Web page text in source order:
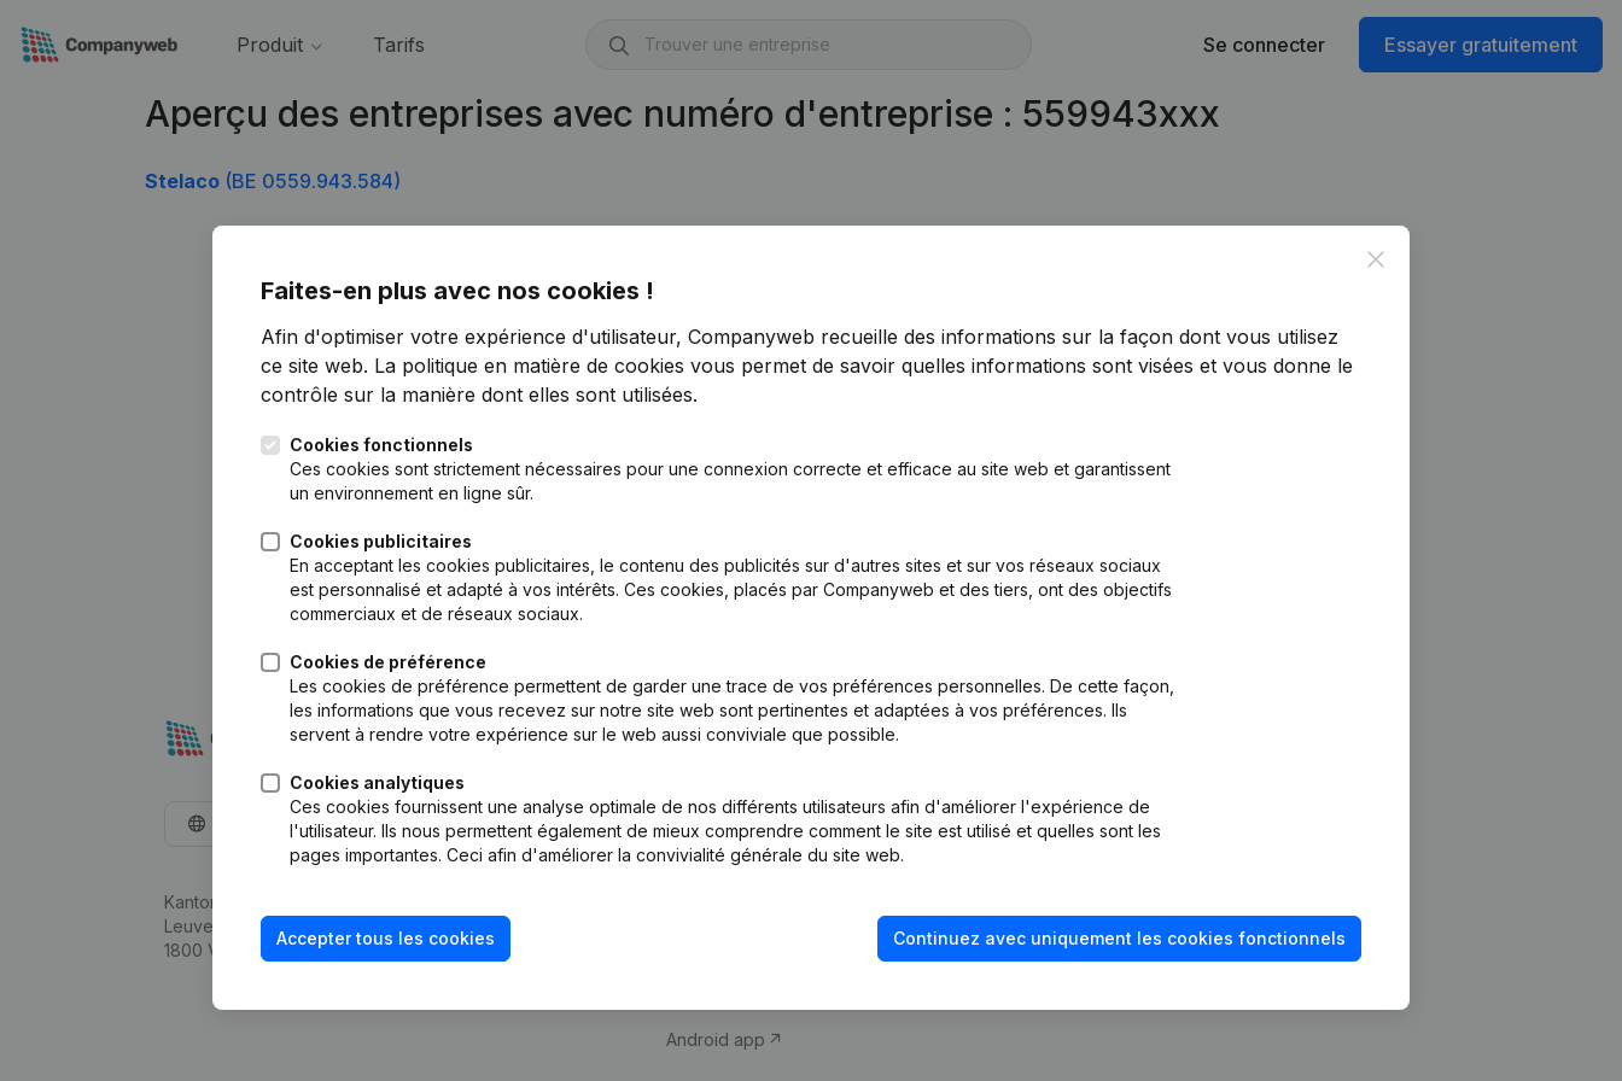
Produit Tarifs Se connecter Essayer gratuitement
Aperçu des entreprises avec numéro d'entreprise : 559943xxx
Stelaco (BE 0559.943.584)
Close
Faites-en plus avec nos cookies !
Afin d'optimiser votre expérience d'utilisateur, Companyweb recueille des informations sur la façon dont vous utilisez
ce site web. La politique en matière de cookies vous permet de savoir quelles informations sont visées et vous donne le
contrôle sur la manière dont elles sont utilisées.
Cookies fonctionnels
Ces cookies sont strictement nécessaires pour une connexion correcte et efficace au site web et garantissent
un environnement en ligne sûr.
Cookies publicitaires
En acceptant les cookies publicitaires, le contenu des publicités sur d'autres sites et sur vos réseaux sociaux
est personnalisé et adapté à vos intérêts. Ces cookies, placés par Companyweb et des tiers, ont des objectifs
commerciaux et de réseaux sociaux.
Cookies de préférence
Les cookies de préférence permettent de garder une trace de vos préférences personnelles. De cette façon,
les informations que vous recevez sur notre site web sont pertinentes et adaptées à vos préférences. Ils
servent à rendre votre expérience sur le web aussi conviviale que possible.
Cookies analytiques
Ces cookies fournissent une analyse optimale de nos différents utilisateurs afin d'améliorer l'expérience de
l'utilisateur. Ils nous permettent également de mieux comprendre comment le site est utilisé et quelles sont les
pages importantes. Ceci afin d'améliorer la convivialité générale du site web.
Accepter tous les cookies Continuez avec uniquement les cookies fonctionnels
Français
Kantorenpark Everest
Leuvensesteenweg 248D,
1800 Vilvoorde
Produit
d’entreprise
Monitoring
Android app
fraude
Consulter des comptes annuels
Vérification de la solvabilité